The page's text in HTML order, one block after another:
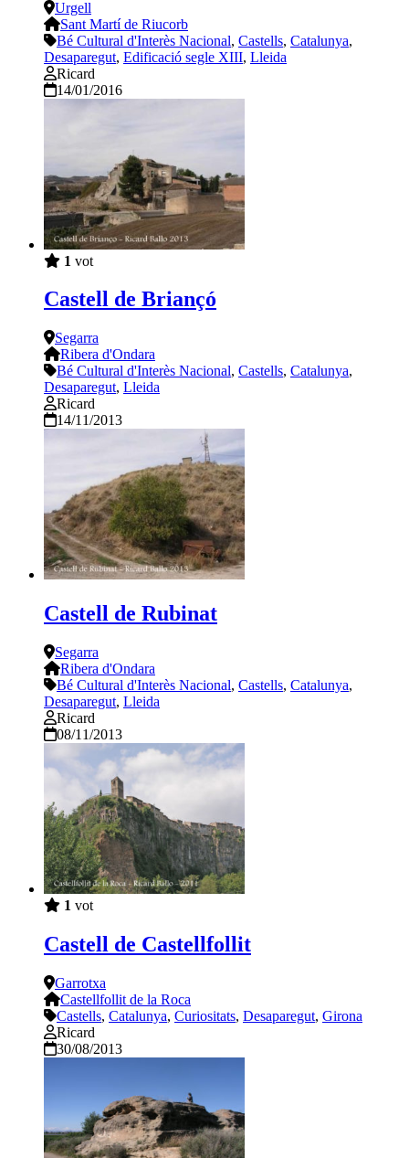
Urgell
Sant Martí de Riucorb
Bé Cultural d'Interès Nacional, Castells, Catalunya,
Desaparegut, Edificació segle XIII, Lleida
Ricard
14/01/2016
1 vot
Castell de Briançó
Segarra
Ribera d'Ondara
Bé Cultural d'Interès Nacional, Castells, Catalunya,
Desaparegut, Lleida
Ricard
14/11/2013
Castell de Rubinat
Segarra
Ribera d'Ondara
Bé Cultural d'Interès Nacional, Castells, Catalunya,
Desaparegut, Lleida
Ricard
08/11/2013
1 vot
Castell de Castellfollit
Garrotxa
Castellfollit de la Roca
Castells, Catalunya, Curiositats, Desaparegut, Girona
Ricard
30/08/2013